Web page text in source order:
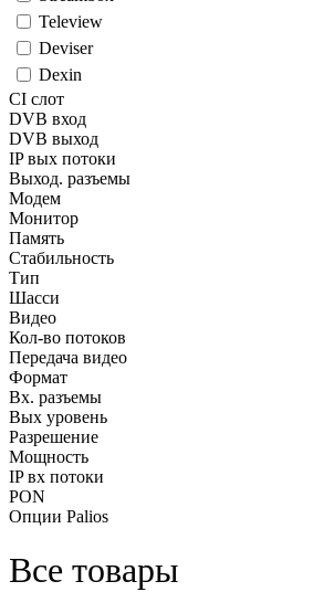
Teleview
Deviser
Dexin
CI слот
DVB вход
DVB выход
IP вых потоки
Выход. разъемы
Модем
Монитор
Память
Стабильность
Тип
Шасси
Видео
Кол-во потоков
Передача видео
Формат
Вх. разъемы
Вых уровень
Разрешение
Мощность
IP вх потоки
PON
Опции Palios
Все товары